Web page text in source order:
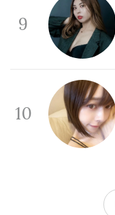
9
10